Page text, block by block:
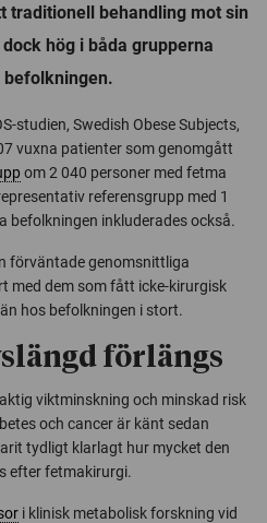
traditionell behandling mot sin
hög i båda grupperna
studien, Swedish Obese Subjects,
vuxna patienter som genomgått
om 2 040 personer med fetma
referensgrupp med 1
befolkningen inkluderades också.
förväntade genomsnittliga
med dem som fått icke-kirurgisk
hos befolkningen i stort.
förlängs
viktminskning och minskad risk
och cancer är känt sedan
tydligt klarlagt hur mycket den
efter fetmakirurgi.
i klinisk metabolisk forskning vid